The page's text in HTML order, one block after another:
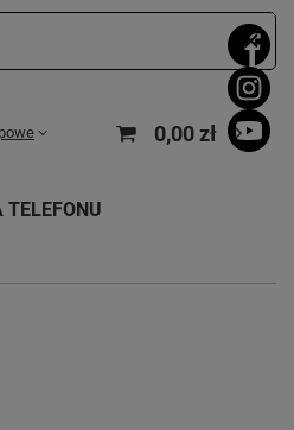
0,00 zł
TELEFONU